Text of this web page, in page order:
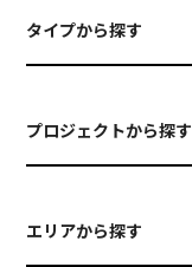
タイプから探す
プロジェクトから探す
エリアから探す